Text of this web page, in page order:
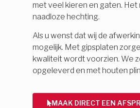
met veel kieren en gaten. Het
naadloze hechting.
Als u wenst dat wij de
mogelijk. Met gipsplaten
kwaliteit wordt voorzien. We
opgeleverd en met houten
MAAK DIRECT EEN